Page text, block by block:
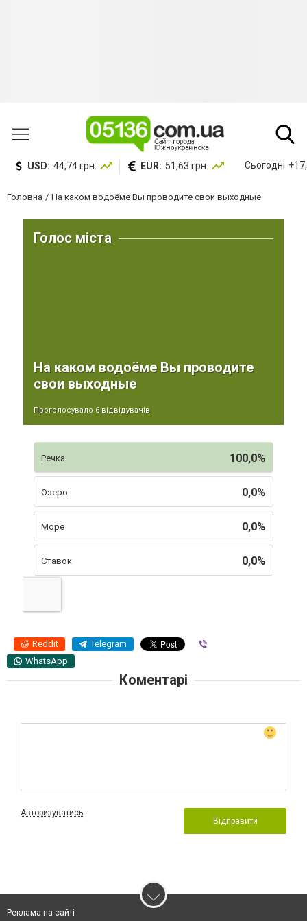
USD: 44,74 грн. EUR: 51,63 грн. Сьогодні
Головна На каком водоёме Вы проводите свои выходные
Голос міста
На каком водоёме Вы проводите
свои выходные
Проголосувало 6 відвідувачів
100,0%
Речка
0,0%
Озеро
0,0%
Море
0,0%
Ставок
Reddit Telegram
WhatsApp
Коментарі
Авторизуватись
Відправити
Реклама на сайті